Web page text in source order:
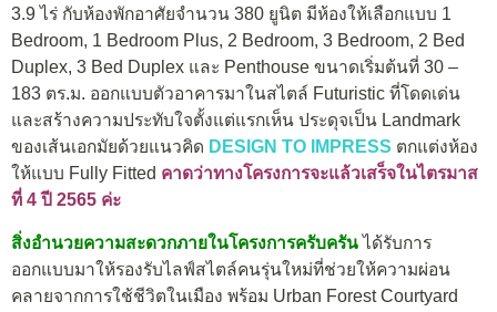
3.9 ไร่ กับห้องพักอาศัยจำนวน 380 ยูนิต มีห้องให้เลือกแบบ 1
Bedroom, 1 Bedroom Plus, 2 Bedroom, 3 Bedroom, 2 Bed
Duplex, 3 Bed Duplex และ Penthouse ขนาดเริ่มต้นที่ 30 –
183 ตร.ม. ออกแบบตัวอาคารมาในสไตล์ Futuristic ที่โดดเด่น
และสร้างความประทับใจตั้งแต่แรกเห็น ประดุจเป็น Landmark
ของเส้นเอกมัยด้วยแนวคิด DESIGN TO IMPRESS ตกแต่งห้อง
ให้แบบ Fully Fitted คาดว่าทางโครงการจะแล้วเสร็จในไตรมาส
ที่ 4 ปี 2565 ค่ะ
สิ่งอำนวยความสะดวกภายในโครงการครับครันได้รับการ
ออกแบบมาให้รองรับไลฟ์สไตล์คนรุ่นใหม่ที่ช่วยให้ความผ่อน
คลายจากการใช้ชีวิตในเมือง พร้อม Urban Forest Courtyard